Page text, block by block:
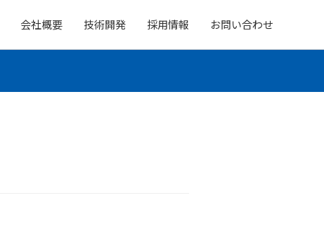
会社概要 技術開発 採用情報 お問い合わせ